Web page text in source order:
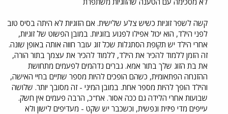
קשה לשפר זוגיות כשיש צלע שלישית. אם הזוגיות לא היתה בסיס טוב
לפני הילד, הוא יכול אפילו לפגוע בזוגיות. במובן הפשוט של זוגיות,
אחרי הילד יש תקופת הסתגלות שכל זוג עובר חווה אותה באופן שונה.
זה הזמן ללמוד להכיר את הילד, ללמוד להכיר את עצמך בתור הורה,
את בת הזוג שלך בתור אמא. גברים נדהמים לפעמים מתחושת
ההזנחה הפתאומית, כשהם הופכים להיות מספר שתיים בחיי האישה,
והילד הופך להיות מספר אחת. במובן המיני - זה מסובך יותר. שלושה
שבועות אחרי הלידה גם ככה אסור. אח"כ, הרבה פעמים אין חשק.
עייפים מדי פיזית ונפשית, וכשכבר יש שקט - מעדיפים לישון ולא